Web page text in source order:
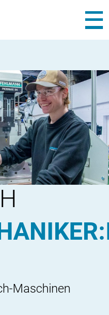
Maschinen